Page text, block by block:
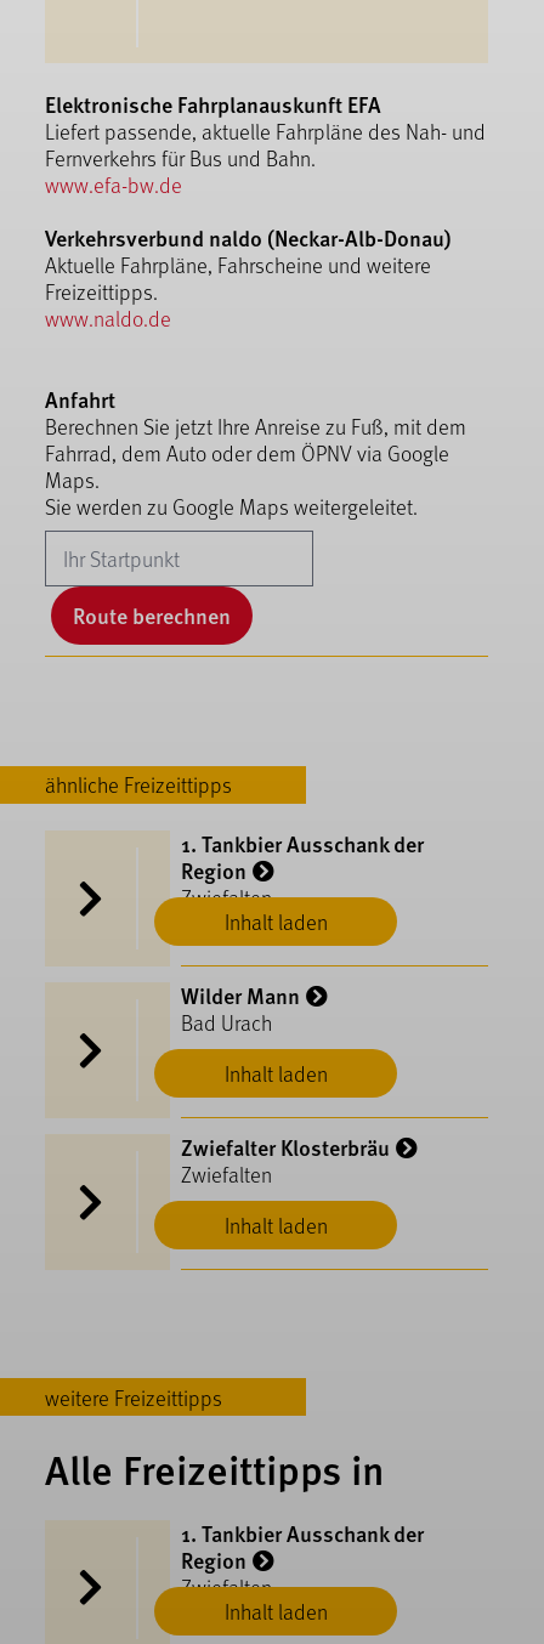
Elektronische Fahrplanauskunft EFA
Liefert passende, aktuelle Fahrpläne des Nah- und
Fernverkehrs für Bus und Bahn.
www.efa-bw.de
Verkehrsverbund naldo (Neckar-Alb-Donau)
Aktuelle Fahrpläne, Fahrscheine und weitere
Freizeittipps.
www.naldo.de
Anfahrt
Berechnen Sie jetzt Ihre Anreise zu Fuß, mit dem
Fahrrad, dem Auto oder dem ÖPNV via Google
Maps.
Sie werden zu Google Maps weitergeleitet.
Route berechnen
ähnliche Freizeittipps
Inhalt laden
1. Tankbier Ausschank der
Region
Zwiefalten
Inhalt laden
Wilder Mann
Bad Urach
Inhalt laden
Zwiefalter Klosterbräu
Zwiefalten
weitere Freizeittipps
Alle Freizeittipps in
Inhalt laden
1. Tankbier Ausschank der
Region
Zwiefalten